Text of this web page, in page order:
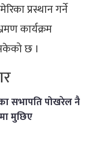
प्रस्थान गर्ने
कार्यक्रम
छ ।
सभापति पोखरेल नै
मुछिए